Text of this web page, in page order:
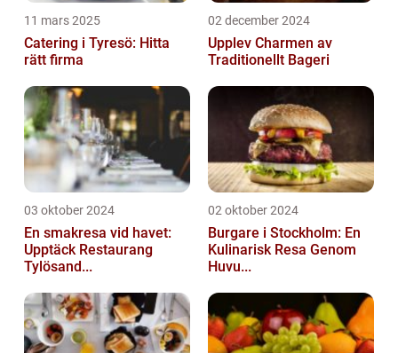
11 mars 2025
Catering i Tyresö: Hitta
rätt firma
02 december 2024
Upplev Charmen av
Traditionellt Bageri
03 oktober 2024
En smakresa vid havet:
Upptäck Restaurang
Tylösand...
02 oktober 2024
Burgare i Stockholm: En
Kulinarisk Resa Genom
Huvu...